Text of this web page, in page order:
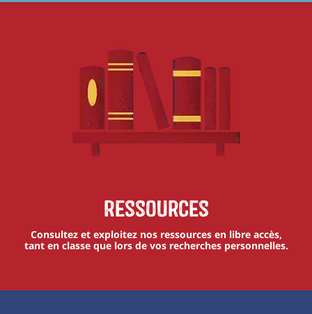
Ressources
Consultez et exploitez nos ressources en libre accès,
tant en classe que lors de vos recherches personnelles.